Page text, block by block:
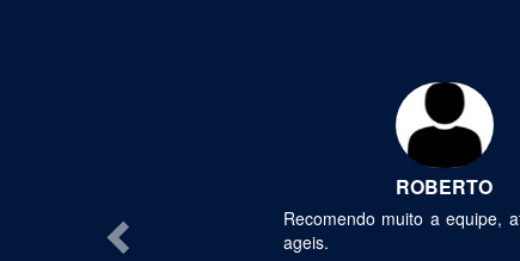
ROBERTO
Recomendo muito a equipe,
ageis.